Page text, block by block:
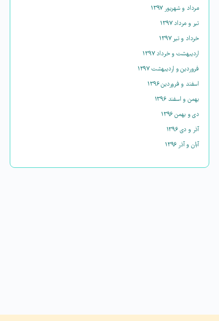
مرداد و شهریور ۱۳۹۷
تیر و مرداد ۱۳۹۷
خرداد و تیر ۱۳۹۷
اردیبهشت و خرداد ۱۳۹۷
فروردین و اردیبهشت ۱۳۹۷
اسفند و فروردین ۱۳۹۶
بهمن و اسفند ۱۳۹۶
دی و بهمن ۱۳۹۶
آذر و دی ۱۳۹۶
آبان و آذر ۱۳۹۶